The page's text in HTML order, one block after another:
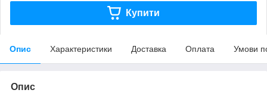
Купити
Опис Характеристики Доставка Оплата Умови
Опис